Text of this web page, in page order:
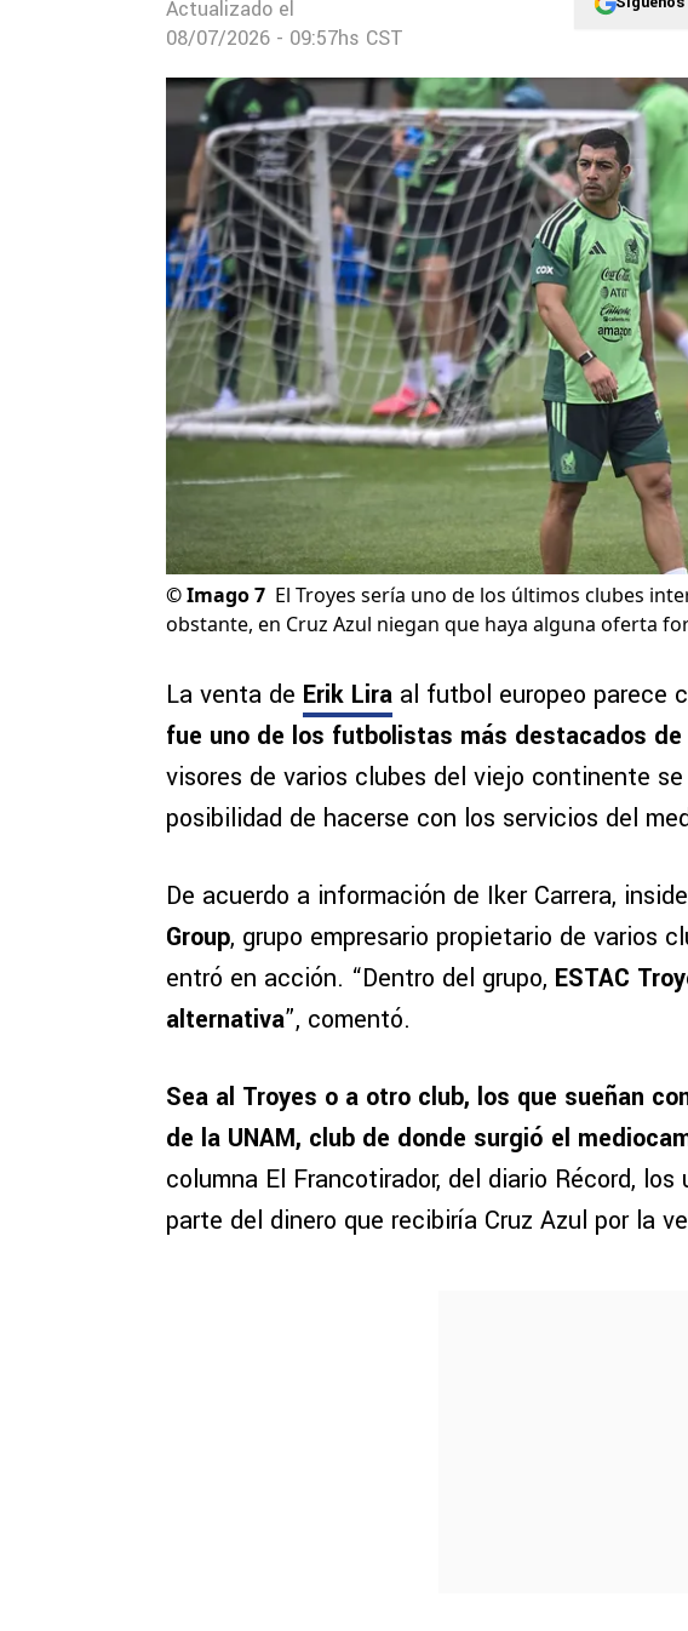
Actualizado el
08/07/2026 - 09:57hs CST
©Imago 7 El Troyes sería uno de los últimos clubes
obstante, en Cruz Azul niegan que haya alguna oferta
La venta de Erik Lira al futbol europeo parece
fue uno de los futbolistas más destacados
visores de varios clubes del viejo continente
posibilidad de hacerse con los servicios del
De acuerdo a información de Iker Carrera,
Group, grupo empresario propietario de varios
entró en acción. “Dentro del grupo, ESTAC
alternativa”, comentó.
Sea al Troyes o a otro club, los que sueñan
de la UNAM, club de donde surgió el
columna El Francotirador, del diario Récord,
parte del dinero que recibiría Cruz Azul por la